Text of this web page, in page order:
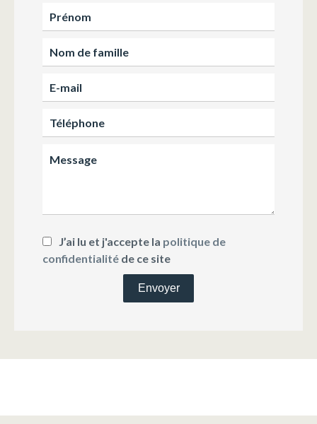
J’ai lu et j'accepte la politique de
confidentialité de ce site
Envoyer